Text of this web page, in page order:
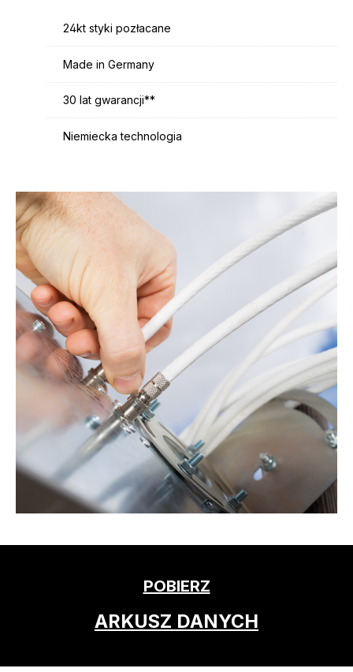
24kt styki pozłacane
Made in Germany
30 lat gwarancji**
Niemiecka technologia
POBIERZ
ARKUSZ DANYCH